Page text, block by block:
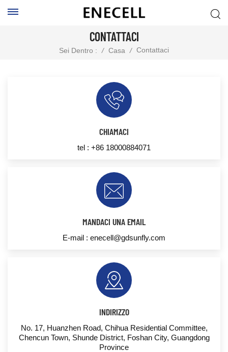
CONTATTACI
Sei Dentro : / Casa / Contattaci
CHIAMACI
tel : +86 18000884071
MANDACI UNA EMAIL
E-mail : enecell@gdsunfly.com
INDIRIZZO
No. 17, Huanzhen Road, Chihua Residential Committee,
Chencun Town, Shunde District, Foshan City, Guangdong
Province